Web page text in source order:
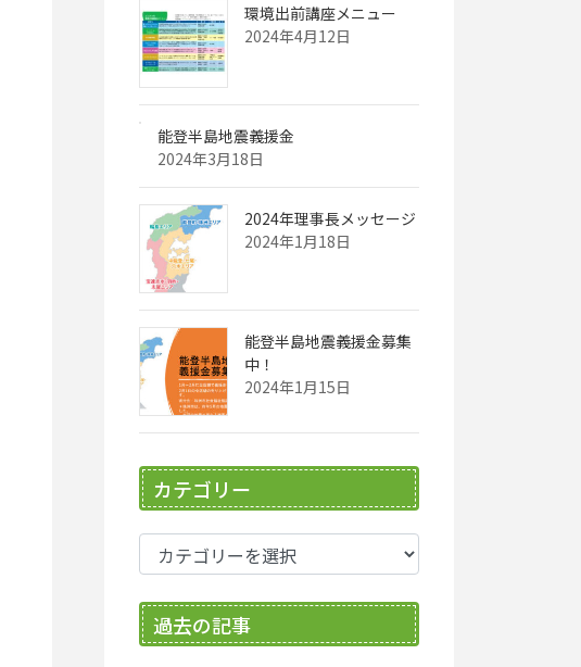
環境出前講座メニュー
2024年4月12日
能登半島地震義援金
2024年3月18日
2024年理事長メッセージ
2024年1月18日
能登半島地震義援金募集
中！
2024年1月15日
カテゴリー
カ
テ
ゴ
リ
ー
過去の記事